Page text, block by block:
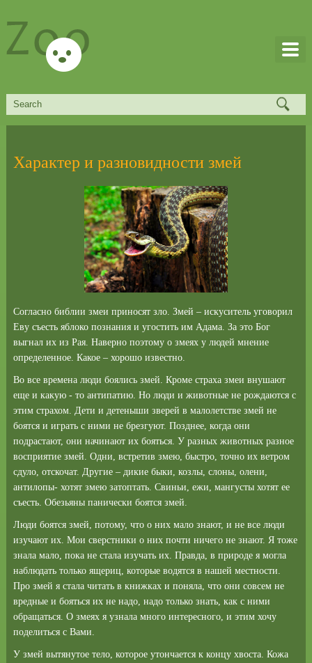
Характер и разновидности змей
Согласно библии змеи приносят зло. Змей – искуситель уговорил
Еву съесть яблоко познания и угостить им Адама. За это Бог
выгнал их из Рая. Наверно поэтому о змеях у людей мнение
определенное. Какое – хорошо известно.
Во все времена люди боялись змей. Кроме страха змеи внушают
еще и какую - то антипатию. Но люди и животные не рождаются с
этим страхом. Дети и детеныши зверей в малолетстве змей не
боятся и играть с ними не брезгуют. Позднее, когда они
подрастают, они начинают их бояться. У разных животных разное
восприятие змей. Одни, встретив змею, быстро, точно их ветром
сдуло, отскочат. Другие – дикие быки, козлы, слоны, олени,
антилопы- хотят змею затоптать. Свиньи, ежи, мангусты хотят ее
съесть. Обезьяны панически боятся змей.
Люди боятся змей, потому, что о них мало знают, и не все люди
изучают их. Мои сверстники о них почти ничего не знают. Я тоже
знала мало, пока не стала изучать их. Правда, в природе я могла
наблюдать только ящериц, которые водятся в нашей местности.
Про змей я стала читать в книжках и поняла, что они совсем не
вредные и бояться их не надо, надо только знать, как с ними
обращаться. О змеях я узнала много интересного, и этим хочу
поделиться с Вами.
У змей вытянутое тело, которое утончается к концу хвоста. Кожа